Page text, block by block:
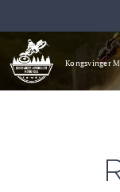
Kongsvinger